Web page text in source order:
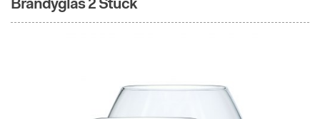
Brandyglas 2 Stück